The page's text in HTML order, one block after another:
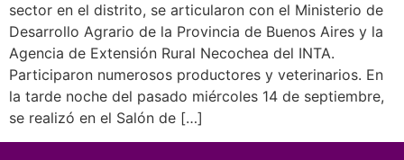
sector en el distrito, se articularon con el Ministerio de
Desarrollo Agrario de la Provincia de Buenos Aires y la
Agencia de Extensión Rural Necochea del INTA.
Participaron numerosos productores y veterinarios. En
la tarde noche del pasado miércoles 14 de septiembre,
se realizó en el Salón de […]